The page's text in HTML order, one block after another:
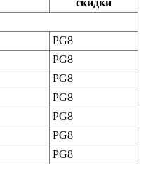
PG8
PG8
PG8
PG8
PG8
PG8
PG8